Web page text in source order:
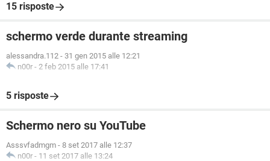
15 risposte
schermo verde durante streaming
alessandra.112 - 31 gen 2015 alle 12:21
n00r - 2 feb 2015 alle 17:41
5 risposte
Schermo nero su YouTube
Asssvfadmgm - 8 set 2017 alle 12:37
n00r - 11 set 2017 alle 13:24